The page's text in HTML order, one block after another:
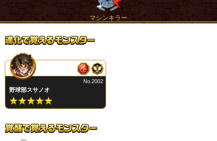
マシンキラー
野球部スサノオ
No.2002